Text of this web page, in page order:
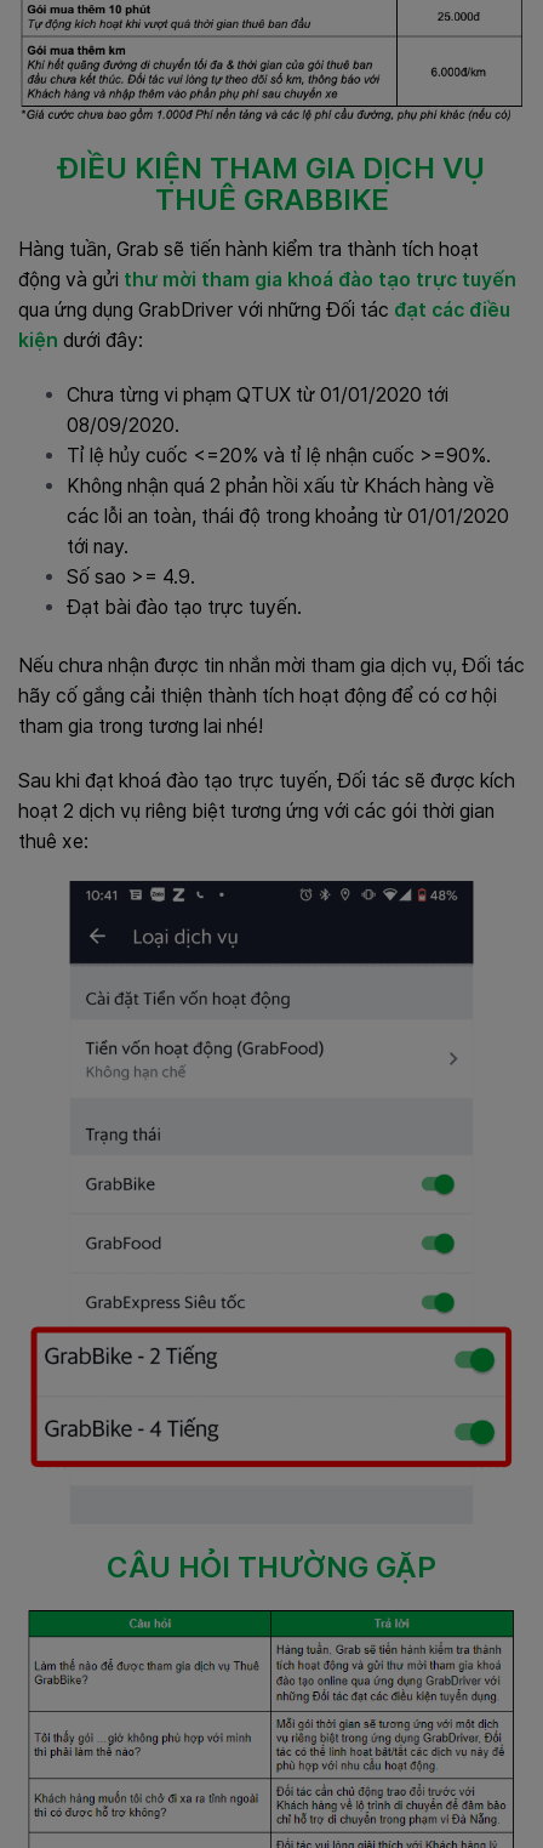
ĐIỀU KIỆN THAM GIA DỊCH VỤ
THUÊ GRABBIKE
Hàng tuần, Grab sẽ tiến hành kiểm tra thành tích hoạt
động và gửi thư mời tham gia khoá đào tạo trực tuyến
qua ứng dụng GrabDriver với những Đối tác đạt các điều
kiện dưới đây:
Chưa từng vi phạm QTUX từ 01/01/2020 tới
08/09/2020.
Tỉ lệ hủy cuốc <=20% và tỉ lệ nhận cuốc >=90%.
Không nhận quá 2 phản hồi xấu từ Khách hàng về
các lỗi an toàn, thái độ trong khoảng từ 01/01/2020
tới nay.
Số sao >= 4.9.
Đạt bài đào tạo trực tuyến.
Nếu chưa nhận được tin nhắn mời tham gia dịch vụ, Đối tác
hãy cố gắng cải thiện thành tích hoạt động để có cơ hội
tham gia trong tương lai nhé!
Sau khi đạt khoá đào tạo trực tuyến, Đối tác sẽ được kích
hoạt 2 dịch vụ riêng biệt tương ứng với các gói thời gian
thuê xe:
CÂU HỎI THƯỜNG GẶP